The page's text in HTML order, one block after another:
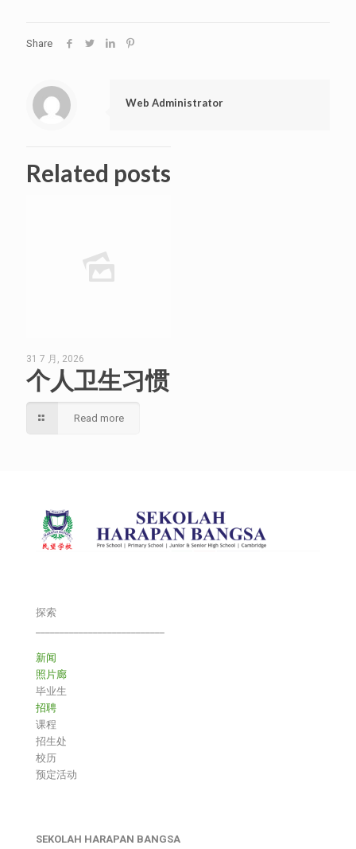
Share
Web Administrator
Related posts
31 7 月, 2026
个人卫生习惯
Read more
探索
新闻
照片廊
毕业生
招聘
课程
招生处
校历
预定活动
SEKOLAH HARAPAN BANGSA